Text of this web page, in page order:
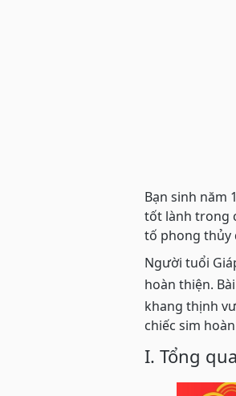
Bạn sinh năm
tốt lành trong
tố phong thủy
Người tuổi
hoàn thiện.
khang thịnh
chiếc sim
I. Tổng